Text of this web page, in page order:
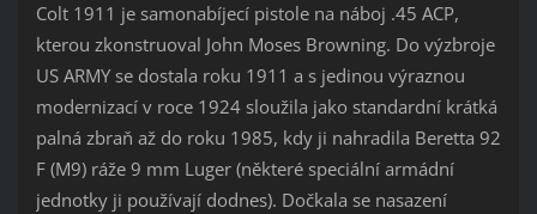
Colt 1911 je samonabíjecí pistole na náboj .45 ACP,
kterou zkonstruoval John Moses Browning. Do výzbroje
US ARMY se dostala roku 1911 a s jedinou výraznou
modernizací v roce 1924 sloužila jako standardní krátká
palná zbraň až do roku 1985, kdy ji nahradila Beretta 92
F (M9) ráže 9 mm Luger (některé speciální armádní
jednotky ji používají dodnes). Dočkala se nasazení